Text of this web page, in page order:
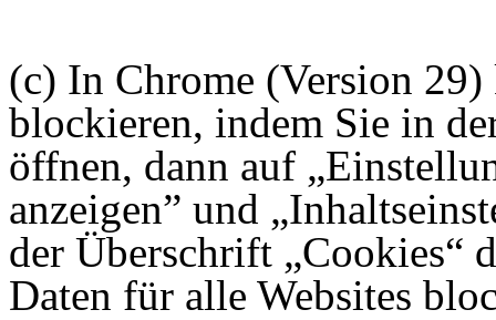
(c) In Chrome (Version
blockieren, indem Sie in
öffnen, dann auf
anzeigen” und
der Überschrift „Cookies“
Daten für alle Websites